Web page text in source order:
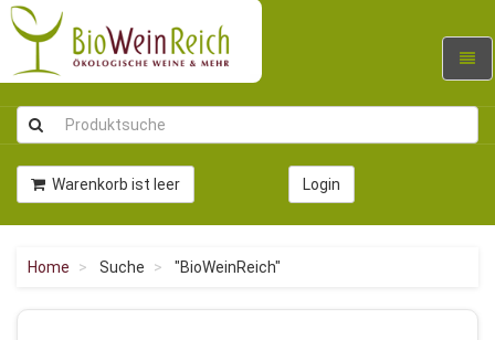
Warenkorb ist leer Login
Home Suche "BioWeinReich"